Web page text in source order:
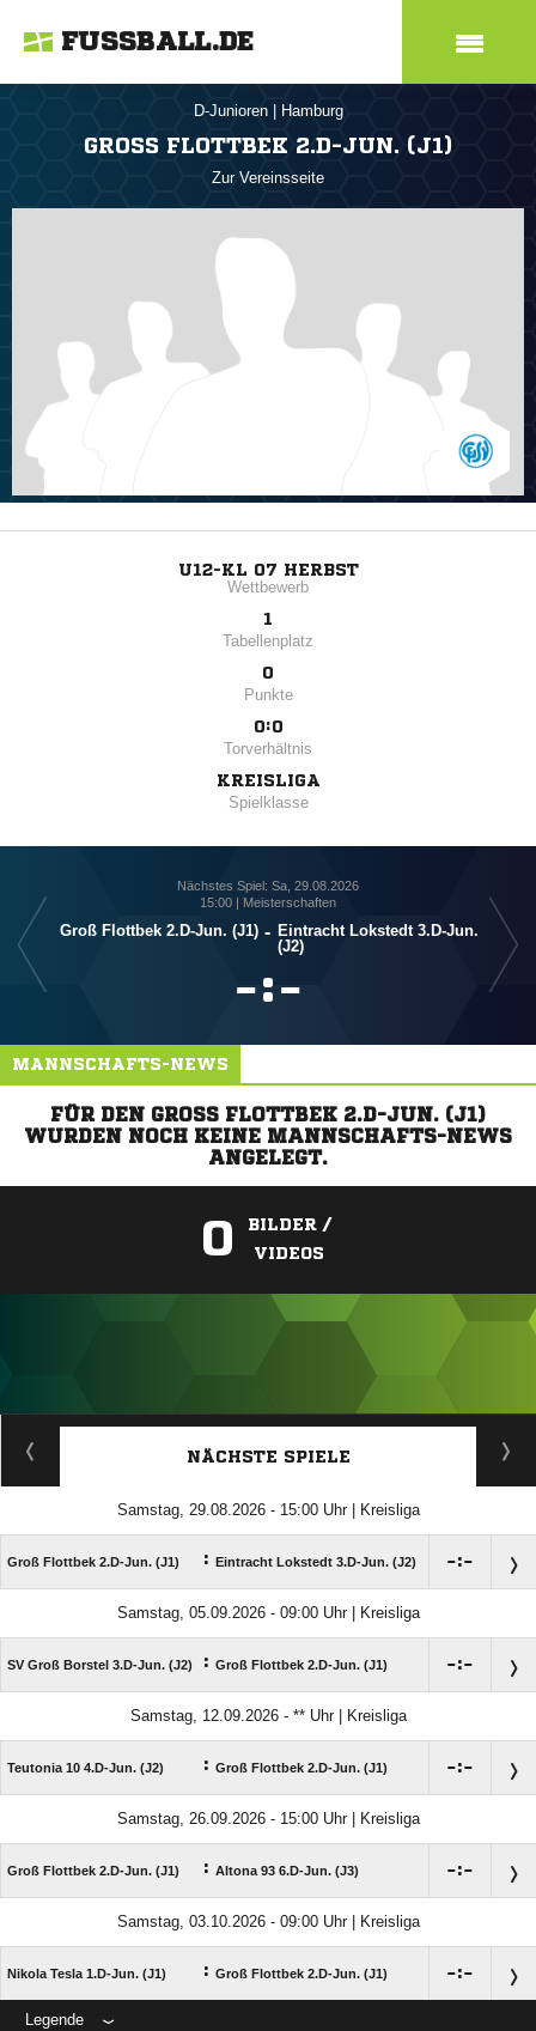
FUSSBALL.DE
D-Junioren Hamburg
GROSS FLOTTBEK 2.D-JUN. (J1)
Zur Vereinsseite
U12-KL 07 HERBST
Wettbewerb
1
Tabellenplatz
0
Punkte
0:0
Torverhältnis
KREISLIGA
Spielklasse
Nächstes Spiel: Sa, 29.08.2026
15:00 | Meisterschaften
Groß Flottbek 2.D-Jun. (J1) - Eintracht Lokstedt 3.D-Jun.
(J2)
:
MANNSCHAFTS-NEWS
FÜR DEN GROSS FLOTTBEK 2.D-JUN. (J1) W
URDEN NOCH KEINE MANNSCHAFTS-NEWS A
NGELEGT.
0
BILDER /
VIDEOS
ANZEIGE
NÄCHSTE SPIELE
Samstag, 29.08.2026 - 15:00 Uhr | Kreisliga
Groß Flottbek 2.D-Jun. (J1) : Eintracht Lokstedt 3.D-Jun. (J2) :
Samstag, 05.09.2026 - 09:00 Uhr | Kreisliga
SV Groß Borstel 3.D-Jun. (J2) : Groß Flottbek 2.D-Jun. (J1) :
Samstag, 12.09.2026 - ** Uhr | Kreisliga
Teutonia 10 4.D-Jun. (J2) : Groß Flottbek 2.D-Jun. (J1) :
Samstag, 26.09.2026 - 15:00 Uhr | Kreisliga
Groß Flottbek 2.D-Jun. (J1) : Altona 93 6.D-Jun. (J3) :
Samstag, 03.10.2026 - 09:00 Uhr | Kreisliga
Nikola Tesla 1.D-Jun. (J1) : Groß Flottbek 2.D-Jun. (J1) :
Legende